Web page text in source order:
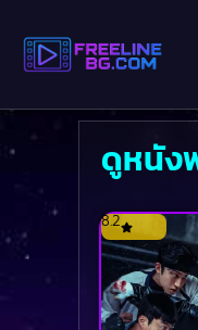
ดูหนัง
8.2